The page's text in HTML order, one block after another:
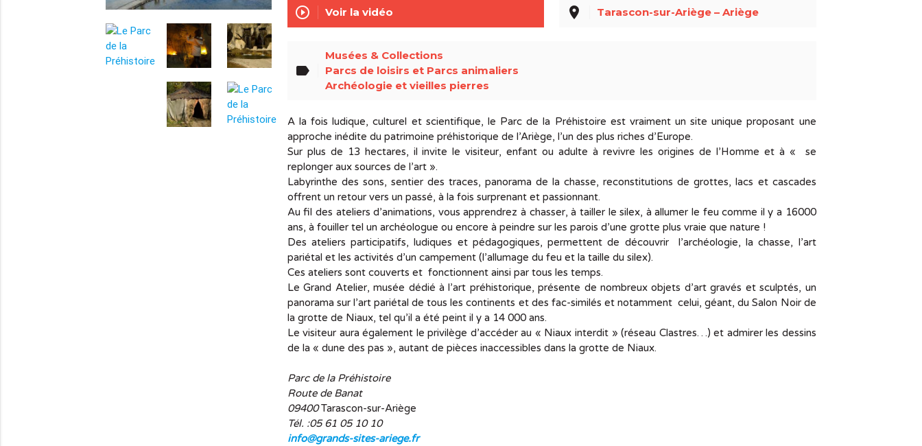
play_circle_outline Voir la vidéo place Tarascon-sur-Ariège – Ariège
label
Musées & Collections
Parcs de loisirs et Parcs animaliers
Archéologie et vieilles pierres
A la fois ludique, culturel et scientifique, le Parc de la Préhistoire est vraiment un site unique proposant une
approche inédite du patrimoine préhistorique de l’Ariège, l’un des plus riches d’Europe.
Sur plus de 13 hectares, il invite le visiteur, enfant ou adulte à revivre les origines de l’Homme et à « se
replonger aux sources de l’art ».
Labyrinthe des sons, sentier des traces, panorama de la chasse, reconstitutions de grottes, lacs et cascades
offrent un retour vers un passé, à la fois surprenant et passionnant.
Au fil des ateliers d’animations, vous apprendrez à chasser, à tailler le silex, à allumer le feu comme il y a 16000
ans, à fouiller tel un archéologue ou encore à peindre sur les parois d’une grotte plus vraie que nature !
Des ateliers participatifs, ludiques et pédagogiques, permettent de découvrir l’archéologie, la chasse, l’art
pariétal et les activités d’un campement (l’allumage du feu et la taille du silex).
Ces ateliers sont couverts et fonctionnent ainsi par tous les temps.
Le Grand Atelier, musée dédié à l’art préhistorique, présente de nombreux objets d’art gravés et sculptés, un
panorama sur l’art pariétal de tous les continents et des fac-similés et notamment celui, géant, du Salon Noir de
la grotte de Niaux, tel qu’il a été peint il y a 14 000 ans.
Le visiteur aura également le privilège d’accéder au « Niaux interdit » (réseau Clastres…) et admirer les dessins
de la « dune des pas », autant de pièces inaccessibles dans la grotte de Niaux.
Parc de la Préhistoire
Route de Banat
09400Tarascon-sur-Ariège
Tél. :05 61 05 10 10
info@grands-sites-ariege.fr